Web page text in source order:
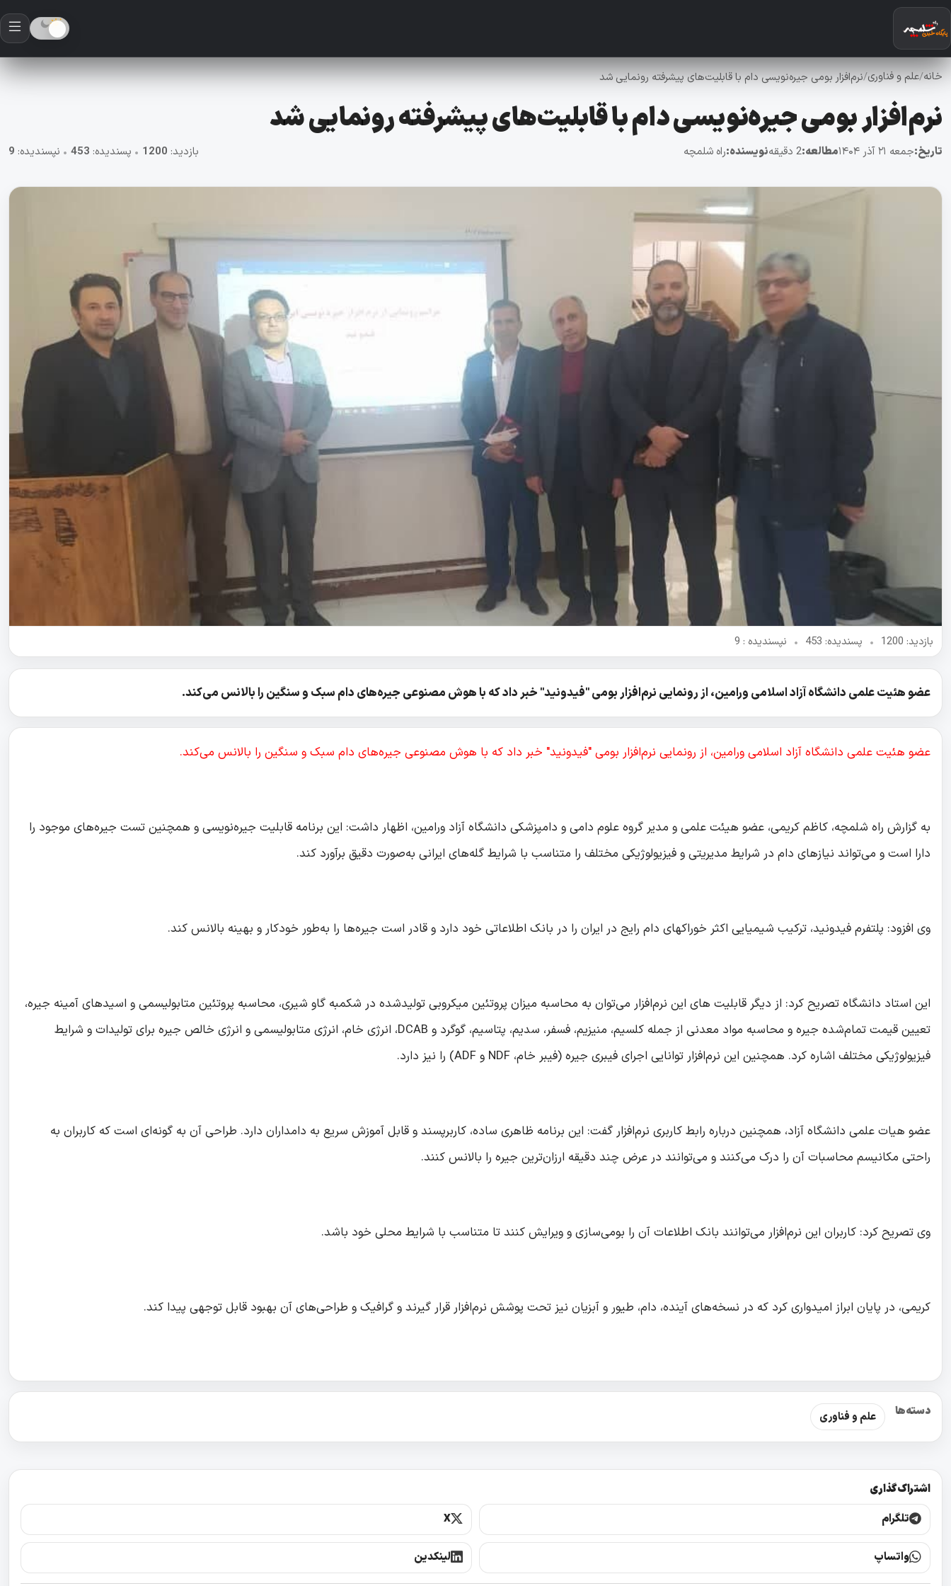
خانه/علم و فناوری/نرم‌افزار بومی جیره‌نویسی دام با قابلیت‌های پیشرفته رونمایی شد
نرم‌افزار بومی جیره‌نویسی دام با قابلیت‌های پیشرفته رونمایی شد
تاریخ:جمعه ۲۱ آذر ۱۴۰۴ مطالعه:2 دقیقه نویسنده:راه شلمچه بازدید: 1200
• پسندیده: 453
• نپسندیده: 9
بازدید: 1200 • پسندیده: 453 • نپسندیده‌ : 9
عضو هئیت علمی دانشگاه آزاد اسلامی ورامین، از رونمایی نرم‌افزار بومی "فیدونید" خبر داد که با هوش مصنوعی جیره‌های دام سبک و سنگین را بالانس می‌کند.
عضو هئیت علمی دانشگاه آزاد اسلامی ورامین، از رونمایی نرم‌افزار بومی "فیدونید" خبر داد که با هوش مصنوعی جیره‌های دام سبک و سنگین را بالانس می‌کند.
به گزارش راه شلمچه، کاظم کریمی، عضو هیئت علمی و مدیر گروه علوم دامی و دامپزشکی دانشگاه آزاد ورامین، اظهار داشت: این برنامه قابلیت جیره‌نویسی و همچنین تست جیره‌های موجود را
دارا است و می‌تواند نیازهای دام در شرایط مدیریتی و فیزیولوژیکی مختلف را متناسب با شرایط گله‌های ایرانی به‌صورت دقیق برآورد کند.
وی افزود: پلتفرم فیدونید، ترکیب شیمیایی اکثر خوراکهای دام رایج در ایران را در بانک اطلاعاتی خود دارد و قادر است جیره‌ها را به‌طور خودکار و بهینه بالانس کند.
این استاد دانشگاه تصریح کرد: از دیگر قابلیت های این نرم‌افزار می‌توان به محاسبه میزان پروتئین میکروبی تولیدشده در شکمبه گاو شیری، محاسبه پروتئین متابولیسمی و اسیدهای آمینه جیره،
تعیین قیمت تمام‌شده جیره و محاسبه مواد معدنی از جمله کلسیم، منیزیم، فسفر، سدیم، پتاسیم، گوگرد و DCAB، انرژی خام، انرژی متابولیسمی و انرژی خالص جیره برای تولیدات و شرایط
فیزیولوژیکی مختلف اشاره کرد. همچنین این نرم‌افزار توانایی اجرای فیبری جیره (فیبر خام، NDF و ADF) را نیز دارد.
عضو هیات علمی دانشگاه آزاد، همچنین درباره رابط کاربری نرم‌افزار گفت: این برنامه ظاهری ساده، کاربرپسند و قابل آموزش سریع به دامداران دارد. طراحی آن به گونه‌ای است که کاربران به
راحتی مکانیسم محاسبات آن را درک می‌کنند و می‌توانند در عرض چند دقیقه ارزان‌ترین جیره را بالانس کنند.
وی تصریح کرد: کاربران این نرم‌افزار می‌توانند بانک اطلاعات آن را بومی‌سازی و ویرایش کنند تا متناسب با شرایط محلی خود باشد.
کریمی، در پایان ابراز امیدواری کرد که در نسخه‌های آینده، دام، طیور و آبزیان نیز تحت پوشش نرم‌افزار قرار گیرند و گرافیک و طراحی‌های آن بهبود قابل توجهی پیدا کند.
دسته‌ها علم و فناوری
اشتراک‌گذاری
تلگرام X
واتساپ لینکدین